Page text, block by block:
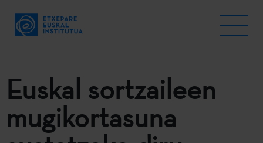
Euskal sortzaileen
mugikortasuna